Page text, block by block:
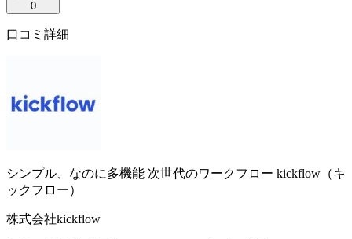
0
口コミ詳細
シンプル、なのに多機能 次世代のワークフロー kickflow（キ
ックフロー）
株式会社kickflow